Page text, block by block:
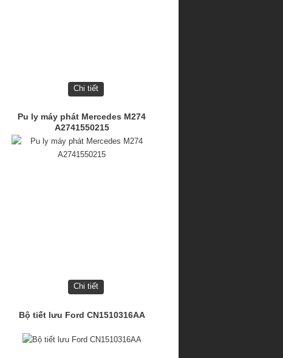
Chi tiết
Pu ly máy phát Mercedes M274
A2741550215
Chi tiết
Bộ tiết lưu Ford CN1510316AA